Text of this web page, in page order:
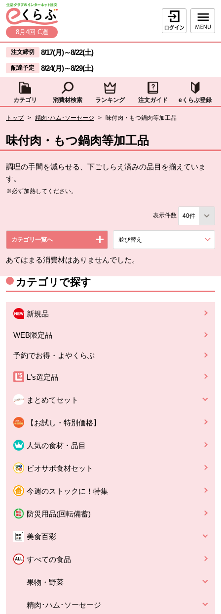
ページの先頭です。
本文へジャンプする。
8月4回 C週
ログイン
ここからサイト内共通メニューです。
サイト内共通メニューをスキップする
注文締切 8/17(月)～8/22(土)
配達予定 8/24(月)～8/29(土)
カテゴリ 消費材検索 ランキング 注文ガイド eくらぶ登録
トップ > 精肉･ハム･ソーセージ > 味付肉・もつ鍋肉等加工品
味付肉・もつ鍋肉等加工品
調理の手間を減らせる、下ごしらえ済みの品目を揃えていま
す。
※必ず加熱してください。
表示件数
カテゴリ一覧へ 並び替え
あてはまる消費材はありませんでした。
カテゴリで探す
新規品
WEB限定品
予約でお得・よやくらぶ
L's選定品
まとめてセット
【お試し・特別価格】
人気の食材・品目
ビオサポ食材セット
今週のストックに！特集
防災用品(回転備蓄)
美食百彩
すべての食品
果物・野菜
精肉･ハム･ソーセージ